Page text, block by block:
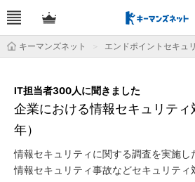
キーマンズネット エンドポイントセキュ
企業における情報セキュリテ
年）
IT担当者300人に聞きました
情報セキュリティに関する調査を実施し
情報セキュリティ事故などセキュリティ